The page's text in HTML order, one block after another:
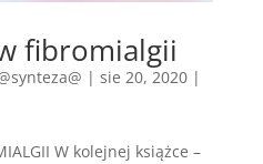
fibromialgii
| sie 20, 2020|
W kolejnej książce –